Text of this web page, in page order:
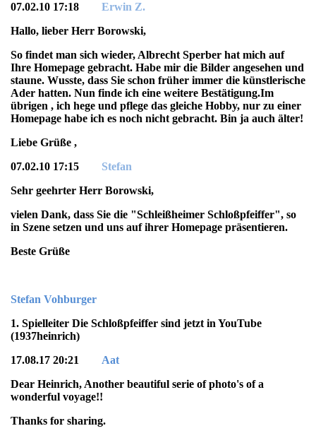
07.02.10 17:18 Erwin Z.
Hallo, lieber Herr Borowski,
So findet man sich wieder, Albrecht Sperber hat mich auf
Ihre Homepage gebracht. Habe mir die Bilder angesehen und
staune. Wusste, dass Sie schon früher immer die künstlerische
Ader hatten. Nun finde ich eine weitere Bestätigung.Im
übrigen , ich hege und pflege das gleiche Hobby, nur zu einer
Homepage habe ich es noch nicht gebracht. Bin ja auch älter!
Liebe Grüße ,
07.02.10 17:15 Stefan
Sehr geehrter Herr Borowski,
vielen Dank, dass Sie die "Schleißheimer Schloßpfeiffer", so
in Szene setzen und uns auf ihrer Homepage präsentieren.
Beste Grüße
Stefan Vohburger
1. Spielleiter Die Schloßpfeiffer sind jetzt in YouTube
(1937heinrich)
17.08.17 20:21
Aat
Dear Heinrich, Another beautiful serie of photo's of a
wonderful voyage!!
Thanks for sharing.